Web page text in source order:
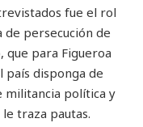
fue el rol
persecución de
que para Figueroa
país disponga de
militancia política y
traza pautas.